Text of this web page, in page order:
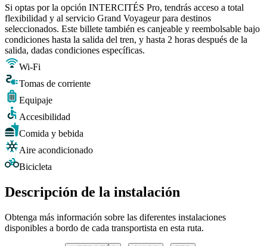
Si optas por la opción INTERCITÉS Pro, tendrás acceso a total
flexibilidad y al servicio Grand Voyageur para destinos
seleccionados. Este billete también es canjeable y reembolsable bajo
condiciones hasta la salida del tren, y hasta 2 horas después de la
salida, dadas condiciones específicas.
Wi-Fi
Tomas de corriente
Equipaje
Accesibilidad
Comida y bebida
Aire acondicionado
Bicicleta
Descripción de la instalación
Obtenga más información sobre las diferentes instalaciones
disponibles a bordo de cada transportista en esta ruta.